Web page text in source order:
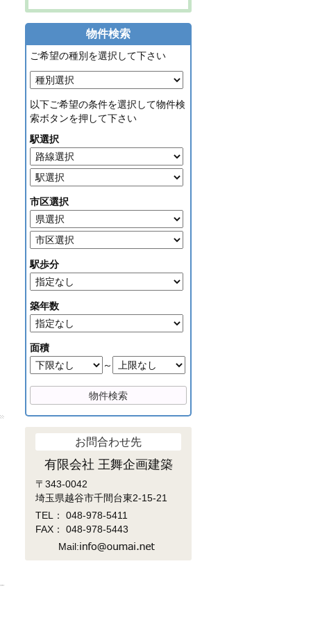
物件検索
ご希望の種別を選択して下さい
以下ご希望の条件を選択して物件検
索ボタンを押して下さい
駅選択
市区選択
駅歩分
築年数
面積
～
お問合わせ先
有限会社 王舞企画建築
〒343-0042
埼玉県越谷市千間台東2-15-21
TEL： 048-978-5411
FAX： 048-978-5443
Mail: